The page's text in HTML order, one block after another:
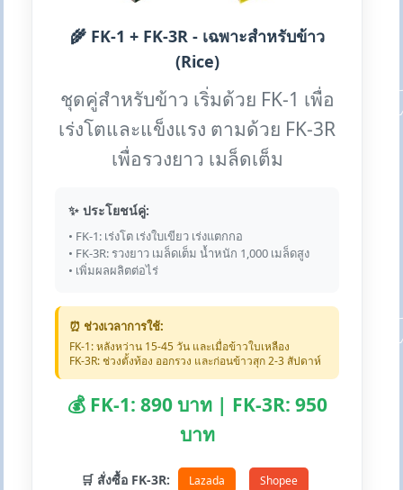
🌾 FK-1 + FK-3R - เฉพาะสำหรับข้าว
(Rice)
ชุดคู่สำหรับข้าว เริ่มด้วย FK-1 เพื่อ
เร่งโตและแข็งแรง ตามด้วย FK-3R
เพื่อรวงยาว เมล็ดเต็ม
✨ ประโยชน์คู่:
• FK-1: เร่งโต เร่งใบเขียว เร่งแตกกอ
• FK-3R: รวงยาว เมล็ดเต็ม น้ำหนัก 1,000 เมล็ดสูง
• เพิ่มผลผลิตต่อไร่
⏰ ช่วงเวลาการใช้:
FK-1: หลังหว่าน 15-45 วัน และเมื่อข้าวใบเหลือง
FK-3R: ช่วงตั้งท้อง ออกรวง และก่อนข้าวสุก 2-3 สัปดาห์
💰 FK-1: 890 บาท | FK-3R: 950
บาท
🛒 สั่งซื้อ FK-3R: Lazada Shopee